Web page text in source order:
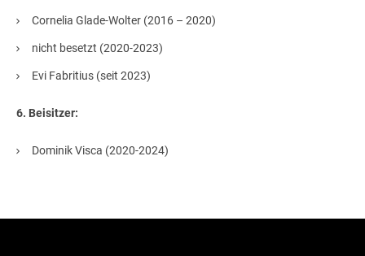
Cornelia Glade-Wolter (2016 – 2020)
nicht besetzt (2020-2023)
Evi Fabritius (seit 2023)
6. Beisitzer:
Dominik Visca (2020-2024)